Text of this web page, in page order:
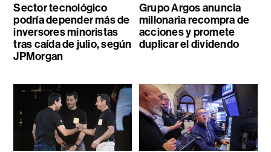
Sector tecnológico
podría depender más de
inversores minoristas
tras caída de julio, según
JPMorgan
Grupo Argos anuncia
millonaria recompra de
acciones y promete
duplicar el dividendo